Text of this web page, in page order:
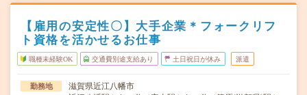
【雇用の安定性〇】大手企業＊フォークリフ
ト資格を活かせるお仕事
職種未経験OK 交通費別途支給あり 土日祝日が休み 派遣
勤務地
滋賀県近江八幡市